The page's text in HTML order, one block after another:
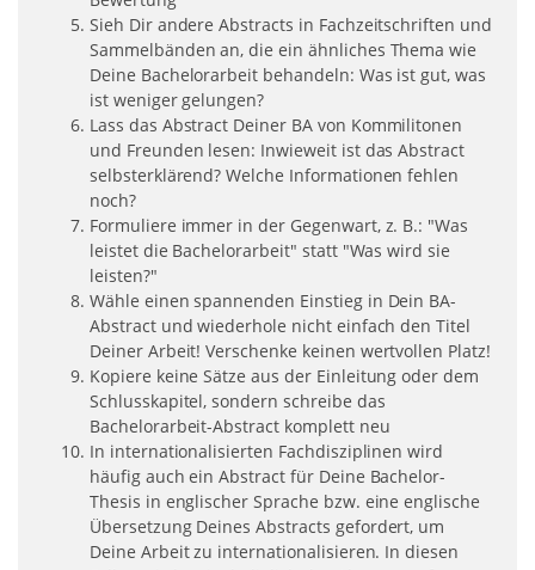
Sieh Dir andere Abstracts in Fachzeitschriften und
Sammelbänden an, die ein ähnliches Thema wie
Deine Bachelorarbeit behandeln: Was ist gut, was
ist weniger gelungen?
Lass das Abstract Deiner BA von Kommilitonen
und Freunden lesen: Inwieweit ist das Abstract
selbsterklärend? Welche Informationen fehlen
noch?
Formuliere immer in der Gegenwart, z. B.: "Was
leistet die Bachelorarbeit" statt "Was wird sie
leisten?"
Wähle einen spannenden Einstieg in Dein BA-
Abstract und wiederhole nicht einfach den Titel
Deiner Arbeit! Verschenke keinen wertvollen Platz!
Kopiere keine Sätze aus der Einleitung oder dem
Schlusskapitel, sondern schreibe das
Bachelorarbeit-Abstract komplett neu
In internationalisierten Fachdisziplinen wird
häufig auch ein Abstract für Deine Bachelor-
Thesis in englischer Sprache bzw. eine englische
Übersetzung Deines Abstracts gefordert, um
Deine Arbeit zu internationalisieren. In diesen